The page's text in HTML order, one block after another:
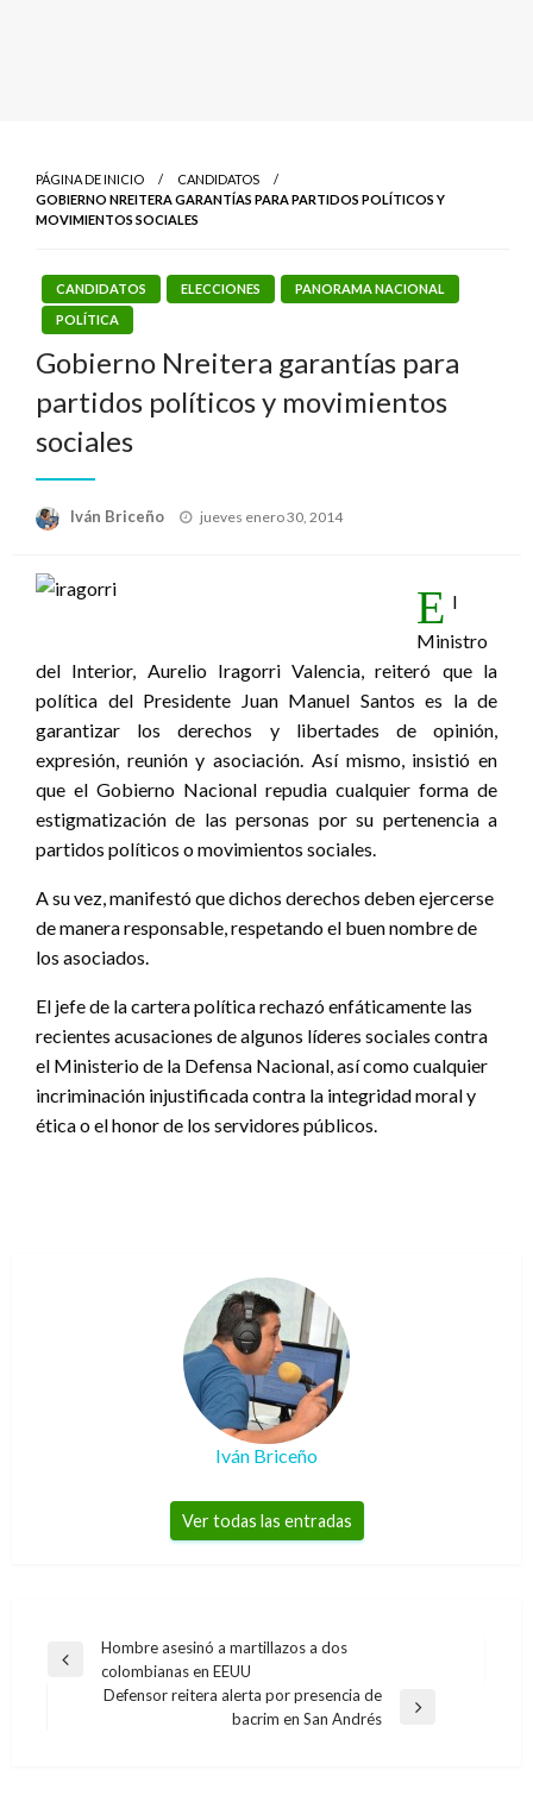
PÁGINA DE INICIO
CANDIDATOS
GOBIERNO NREITERA GARANTÍAS PARA PARTIDOS POLÍTICOS Y
MOVIMIENTOS SOCIALES
CANDIDATOS ELECCIONES
PANORAMA NACIONAL
POLÍTICA
Gobierno Nreitera garantías para
partidos políticos y movimientos
sociales
Iván Briceño
Publicado
jueves enero 30, 2014
E l
Ministro
del Interior, Aurelio Iragorri Valencia, reiteró que la
política del Presidente Juan Manuel Santos es la de
garantizar los derechos y libertades de opinión,
expresión, reunión y asociación. Así mismo, insistió en
que el Gobierno Nacional repudia cualquier forma de
estigmatización de las personas por su pertenencia a
partidos políticos o movimientos sociales.
A su vez, manifestó que dichos derechos deben ejercerse
de manera responsable, respetando el buen nombre de
los asociados.
El jefe de la cartera política rechazó enfáticamente las
recientes acusaciones de algunos líderes sociales contra
el Ministerio de la Defensa Nacional, así como cualquier
incriminación injustificada contra la integridad moral y
ética o el honor de los servidores públicos.
Iván Briceño
Ver todas las entradas
Navegación
Entrada
Hombre asesinó a martillazos a dos
colombianas en EEUU
Defensor reitera alerta por presencia de
bacrim en San Andrés